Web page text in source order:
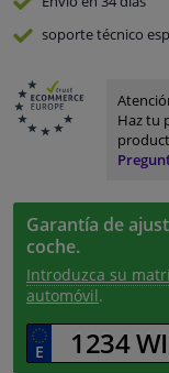
soporte técnico
Haz tu
Garantía de
coche.
Introduzca su
automóvil.